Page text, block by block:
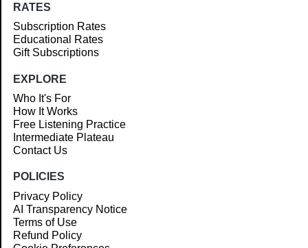
RATES
Subscription Rates
Educational Rates
Gift Subscriptions
EXPLORE
Who It's For
How It Works
Free Listening Practice
Intermediate Plateau
Contact Us
POLICIES
Privacy Policy
AI Transparency Notice
Terms of Use
Refund Policy